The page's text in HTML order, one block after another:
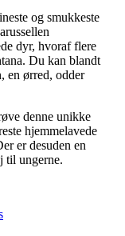
og smukkeste
dyr, hvoraf flere
Du kan blandt
en ørred, odder
denne unikke
hjemmelavede
er desuden en
til ungerne.